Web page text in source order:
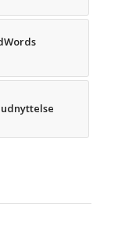
udnyttelse